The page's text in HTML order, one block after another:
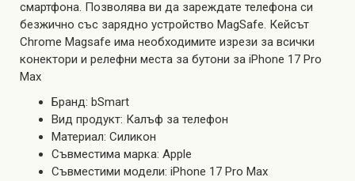
смартфона. Позволява ви да зареждате телефона си
безжично със зарядно устройство MagSafe. Кейсът
Chrome Magsafe има необходимите изрези за всички
конектори и релефни места за бутони за iPhone 17 Pro
Max
Бранд: bSmart
Вид продукт: Калъф за телефон
Материал: Силикон
Съвместима марка: Apple
Съвместими модели: iPhone 17 Pro Max